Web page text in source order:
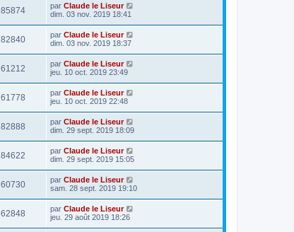
85874 par Claude le Liseur
dim. 03 nov. 2019 18:41
82840 par Claude le Liseur
dim. 03 nov. 2019 18:37
61212 par Claude le Liseur
jeu. 10 oct. 2019 23:49
61778 par Claude le Liseur
jeu. 10 oct. 2019 22:48
82888 par Claude le Liseur
dim. 29 sept. 2019 18:09
84622 par Claude le Liseur
dim. 29 sept. 2019 15:05
60730 par Claude le Liseur
sam. 28 sept. 2019 19:10
62848 par Claude le Liseur
jeu. 29 août 2019 18:26